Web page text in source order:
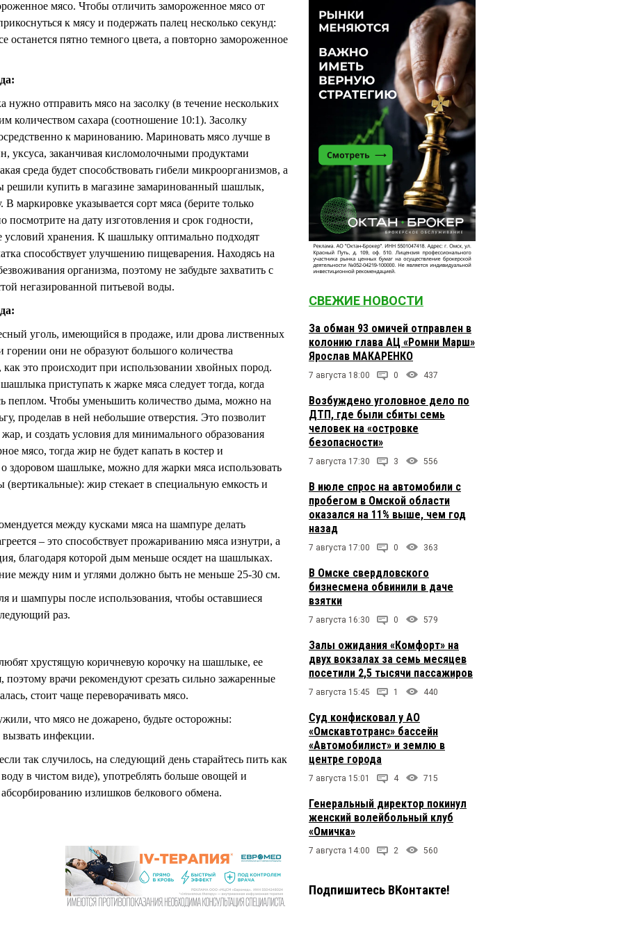
мясо. Чтобы отличить замороженное мясо от
к мясу и подержать палец несколько секунд:
останется пятно темного цвета, а повторно замороженное
отправить мясо на засолку (в течение нескольких
количеством сахара (соотношение 10:1). Засолку
к маринованию. Мариновать мясо лучше в
уксуса, заканчивая кисломолочными продуктами
среда будет способствовать гибели микроорганизмов, а
решили купить в магазине замаринованный шашлык,
маркировке указывается сорт мяса (берите только
на дату изготовления и срок годности,
условий хранения. К шашлыку оптимально подходят
способствует улучшению пищеварения. Находясь на
организма, поэтому не забудьте захватить с
негазированной питьевой воды.
уголь, имеющийся в продаже, или дрова лиственных
горении они не образуют большого количества
это происходит при использовании хвойных пород.
приступать к жарке мяса следует тогда, когда
пеплом. Чтобы уменьшить количество дыма, можно на
проделав в ней небольшие отверстия. Это позволит
и создать условия для минимального образования
мясо, тогда жир не будет капать в костер и
здоровом шашлыке, можно для жарки мяса использовать
жир стекает в специальную емкость и
между кусками мяса на шампуре делать
– это способствует прожариванию мяса изнутри, а
благодаря которой дым меньше осядет на шашлыках.
между ним и углями должно быть не меньше 25-30 см.
и шампуры после использования, чтобы оставшиеся
раз.
хрустящую коричневую корочку на шашлыке, ее
поэтому врачи рекомендуют срезать сильно зажаренные
стоит чаще переворачивать мясо.
что мясо не дожарено, будьте осторожны:
вызвать инфекции.
так случилось, на следующий день старайтесь пить как
в чистом виде), употреблять больше овощей и
абсорбированию излишков белкового обмена.
СВЕЖИЕ НОВОСТИ
За обман 93 омичей отправлен в
колонию глава АЦ «Ромни Марш»
Ярослав МАКАРЕНКО
7 августа 18:00 0 437
Возбуждено уголовное дело по
ДТП, где были сбиты семь
человек на «островке
безопасности»
7 августа 17:30 3 556
В июле спрос на автомобили с
пробегом в Омской области
оказался на 11% выше, чем год
назад
7 августа 17:00 0 363
В Омске свердловского
бизнесмена обвинили в даче
взятки
7 августа 16:30 0 579
Залы ожидания «Комфорт» на
двух вокзалах за семь месяцев
посетили 2,5 тысячи пассажиров
7 августа 15:45 1 440
Суд конфисковал у АО
«Омскавтотранс» бассейн
«Автомобилист» и землю в
центре города
7 августа 15:01 4 715
Генеральный директор покинул
женский волейбольный клуб
«Омичка»
7 августа 14:00 2 560
Подпишитесь ВКонтакте!